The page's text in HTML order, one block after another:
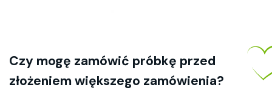
Czy mogę zamówić próbkę przed
złożeniem większego zamówienia?